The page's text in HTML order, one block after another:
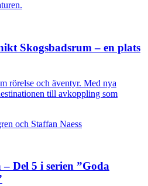
Skogsbadsrum – en plats
rörelse och äventyr. Med nya
till avkoppling som
Del 5 i serien ”Goda